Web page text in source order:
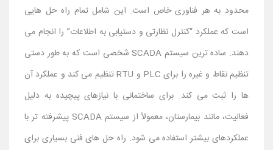
محدود به هر فناوری خاص است. این شامل تمام راه حل هایی
است که عملکرد “کنترل نظارتی و دستیابی به اطلاعات” را انجام می
دهند. ساده ترین سیستم SCADA شخصی است که به طور دستی
تنظیم نقاط و غیره را برای PLC و RTU تنظیم می کند و عملکرد آن
ها را ثبت می کند. برای ساختمانی با نیازهای پیچیده به دلیل
فعالیت، مانند بیمارستان، معمولاً از سیستم SCADA پیشرفته تر با
عملکردهای بیشتر استفاده می شود. راه حل های فنی بسیاری برای